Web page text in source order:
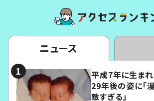
ニュース
平成7年に生ま
29年後の姿に「
敵すぎる」